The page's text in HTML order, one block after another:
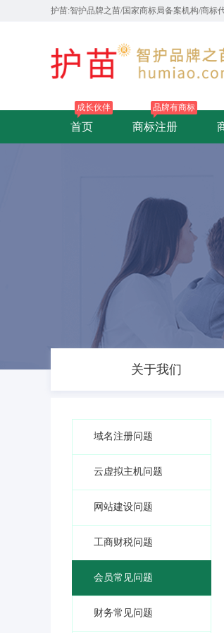
护苗:智护品牌之苗/国家商标局备案机构/商标
首页
成长伙伴
商标注册
品牌有商标
关于我们
域名注册问题
云虚拟主机问题
网站建设问题
工商财税问题
会员常见问题
财务常见问题